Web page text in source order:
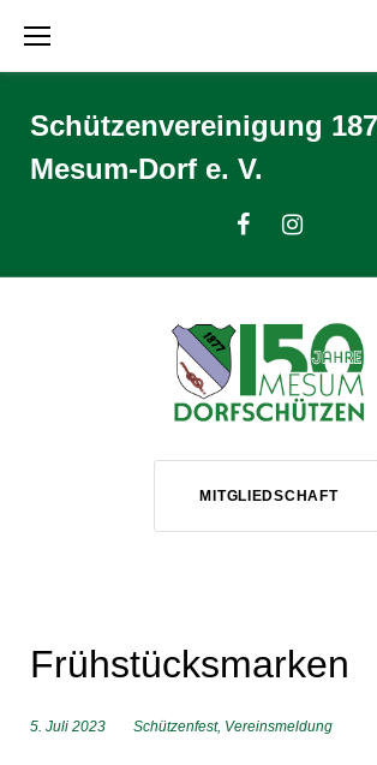
Schützenvereinigung
Mesum-Dorf e. V.
MITGLIEDSCHAFT
Frühstücksmarken
5. Juli 2023 Schützenfest, Vereinsmeldung